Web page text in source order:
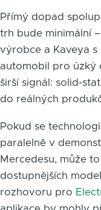
Přímý dopad
trh bude minimální
výrobce a Kaveya
automobil pro úzký
širší signál: solid-
do reálných
Pokud se
paralelně v
Mercedesu, může
dostupnějších
rozhovoru pro